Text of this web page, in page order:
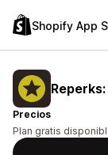
Shopify App
Precios
Plan gratis